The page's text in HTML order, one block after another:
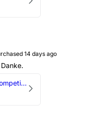
14 days ago
2 Liter - 5W-40 Competition 300V Motul Motoröl